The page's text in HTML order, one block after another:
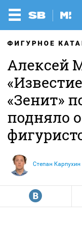
ФИГУРНОЕ
Алексей
«Зенит»
подняло
Степан Карпухин
R